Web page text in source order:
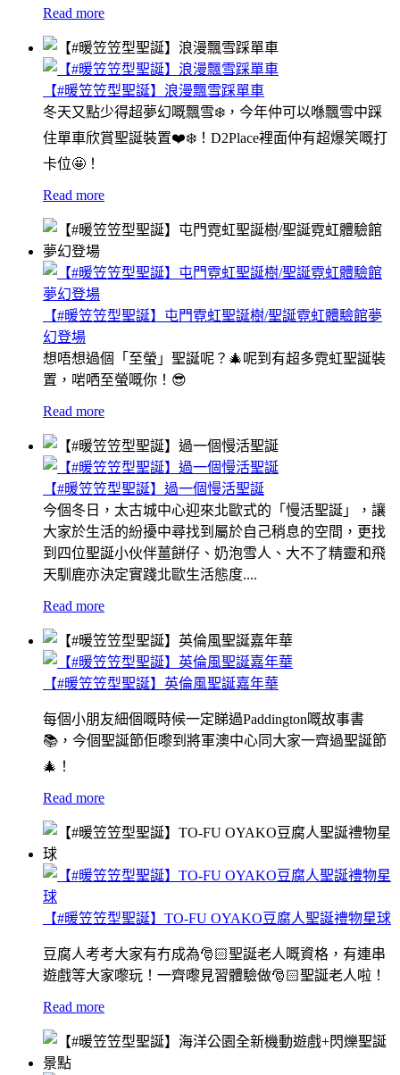
Read more
【#暖笠笠型聖誕】浪漫飄雪踩單車
冬天又點少得超夢幻嘅飄雪❄️，今年仲可以喺飄雪中踩
住單車欣賞聖誕裝置❤️❄️！D2Place裡面仲有超爆笑嘅打
卡位🤩！
Read more
【#暖笠笠型聖誕】屯門霓虹聖誕樹/聖誕霓虹體驗館夢
幻登場
想唔想過個「至螢」聖誕呢？🎄呢到有超多霓虹聖誕裝
置，啱哂至螢嘅你！😎
Read more
【#暖笠笠型聖誕】過一個慢活聖誕
今個冬日，太古城中心迎來北歐式的「慢活聖誕」，讓
大家於生活的紛擾中尋找到屬於自己稍息的空間，更找
到四位聖誕小伙伴薑餅仔、奶泡雪人、大不了精靈和飛
天馴鹿亦決定實踐北歐生活態度....
Read more
【#暖笠笠型聖誕】英倫風聖誕嘉年華
每個小朋友細個嘅時候一定睇過Paddington嘅故事書
📚，今個聖誕節佢嚟到將軍澳中心同大家一齊過聖誕節
🎄！
Read more
【#暖笠笠型聖誕】TO-FU OYAKO豆腐人聖誕禮物星球
豆腐人考考大家有冇成為🎅🏻聖誕老人嘅資格，有連串
遊戲等大家嚟玩！一齊嚟見習體驗做🎅🏻聖誕老人啦！
Read more